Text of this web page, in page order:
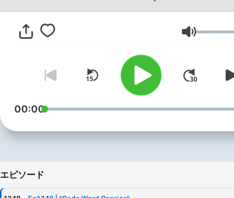
Credit: "CBS Radio
Theater" by The Old
Radio Researchers
more Old Time Radio
OTRGOLD.COM.
--------------------------
to Support the Show: ⭐
Free:
⭐ Subscribe on
⭐ Shop the Store:
Support the Sponsors:
音量
00:00
エピソード